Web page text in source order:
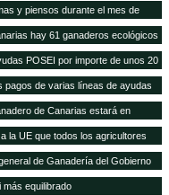
y piensos durante el mes de
hay 61 ganaderos ecológicos
POSEI por importe de unos 20
pagos de varias líneas de ayudas
de Canarias estará en
la UE que todos los agricultores
en el POSEI
de Ganadería del Gobierno
más equilibrado